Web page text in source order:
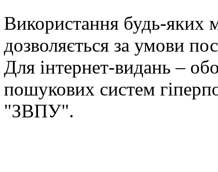
Використання будь-яких
дозволяється за умови
Для інтернет-видань –
пошукових систем
"ЗВПУ".